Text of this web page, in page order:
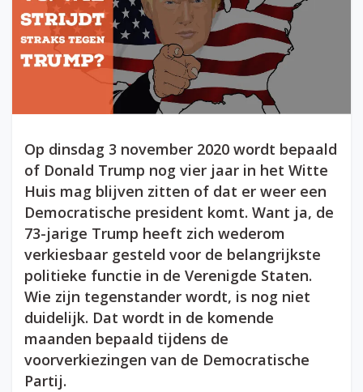
Op dinsdag 3 november 2020 wordt bepaald
of Donald Trump nog vier jaar in het Witte
Huis mag blijven zitten of dat er weer een
Democratische president komt. Want ja, de
73-jarige Trump heeft zich wederom
verkiesbaar gesteld voor de belangrijkste
politieke functie in de Verenigde Staten.
Wie zijn tegenstander wordt, is nog niet
duidelijk. Dat wordt in de komende
maanden bepaald tijdens de
voorverkiezingen van de Democratische
Partij.